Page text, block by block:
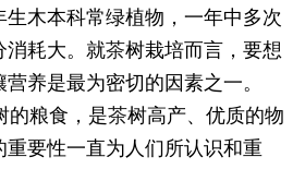
生木本科常绿植物，一年中多次
消耗大。就茶树栽培而言，要想
养是最为密切的因素之一。
的粮食，是茶树高产、优质的物
重要性一直为人们所认识和重